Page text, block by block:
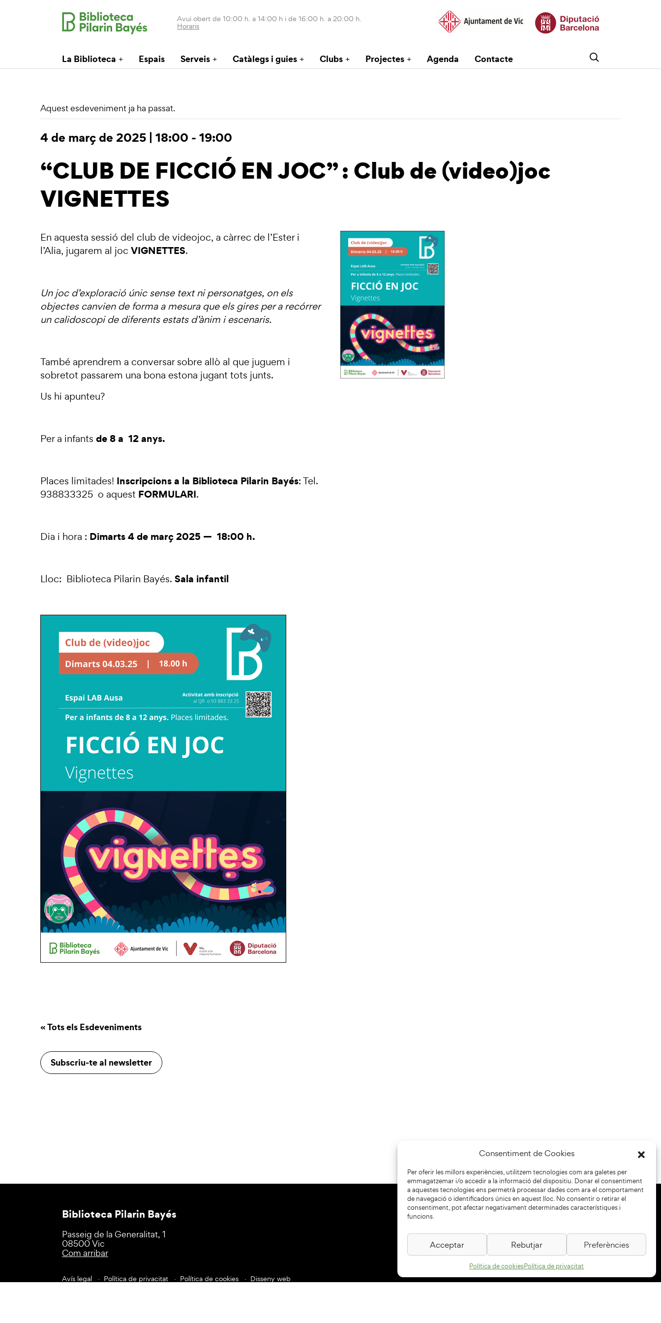
Consentiment de Cookies
Per oferir les millors experiències, utilitzem tecnologies com ara galetes per
emmagatzemar i/o accedir a la informació del dispositiu. Donar el consentiment
a aquestes tecnologies ens permetrà processar dades com ara el comportament
de navegació o identificadors únics en aquest lloc. No consentir o retirar el
consentiment, pot afectar negativament determinades característiques i
funcions.
Acceptar Rebutjar Preferències
Política de cookiesPolítica de privacitat
Avui obert de 10:00 h. a 14:00 h i de 16:00 h. a 20:00 h.
Horaris
La Biblioteca Espais Serveis Catàlegs i guies Clubs Projectes Agenda Contacte
Aquest esdeveniment ja ha passat.
4 de març de 2025 | 18:00 - 19:00
“CLUB DE FICCIÓ EN JOC” : Club de (video)joc
VIGNETTES
En aquesta sessió del club de videojoc, a càrrec de l’Ester i
l’Alia, jugarem al joc VIGNETTES.
Un joc d’exploració únic sense text ni personatges, on els
objectes canvien de forma a mesura que els gires per a recórrer
un calidoscopi de diferents estats d’ànim i escenaris.
També aprendrem a conversar sobre allò al que juguem i
sobretot passarem una bona estona jugant tots junts.
Us hi apunteu?
Per a infants de 8 a 12 anys.
Places limitades! Inscripcions a la Biblioteca Pilarin Bayés: Tel.
938833325 o aquest FORMULARI.
Dia i hora : Dimarts 4 de març 2025 — 18:00 h.
Lloc: Biblioteca Pilarin Bayés. Sala infantil
« Tots els Esdeveniments
Subscriu-te al newsletter
Biblioteca Pilarin Bayés
Passeig de la Generalitat, 1
08500 Vic
Com arribar
Avís legal Política de privacitat Política de cookies Disseny web
Col·laboradors: